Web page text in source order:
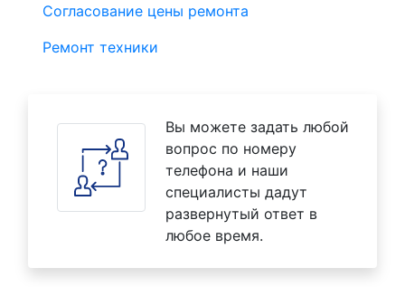
Согласование цены ремонта
Ремонт техники
Вы можете задать любой
вопрос по номеру
телефона и наши
специалисты дадут
развернутый ответ в
любое время.